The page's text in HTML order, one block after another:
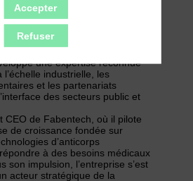
préclinique jusqu’à la mise sur
et Thuasne, ainsi qu’une
une expertise reconnue
industrielle, les
et les partenariats
des secteurs public et
CEO de Fabentech, où il pilote
de croissance fondée sur
d’anticorps
à des besoins médicaux
son impulsion, l’entreprise s’est
acteur stratégique de la
Accepter
Refuser